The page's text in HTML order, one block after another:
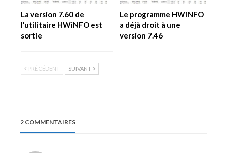
La version 7.60 de
l’utilitaire HWiNFO est
sortie
Le programme HWiNFO
a déjà droit à une
version 7.46
PRÉCÉDENT SUIVANT
2 COMMENTAIRES